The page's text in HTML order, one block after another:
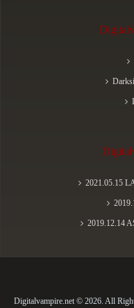
2021.05.15
2019.12.14
Digitalvampire.net © 2026. All